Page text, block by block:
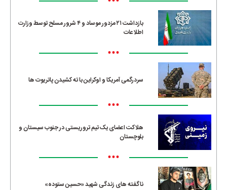
بازداشت ۲۱ مزدور موساد و ۴ شرور مسلح توسط وزارت
اطلاعات
•••
سردرگمی آمریکا و اوکراین با ته کشیدن پاتریوت ها
•••
هلاکت اعضای یک تیم تروریستی در جنوب سیستان و
بلوچستان
•••
ناگفته های زندگی شهید «حسین ستوده»